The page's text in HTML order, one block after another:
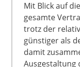
Mit Blick auf die
gesamte
trotz der
günstiger als
damit
Ausgestaltung